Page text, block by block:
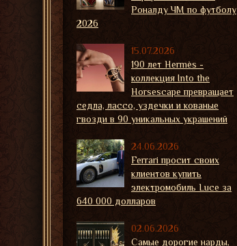
Роналду ЧМ по футболу
2026
15.07.2026
190 лет Hermès -
коллекция Into the
Horsescape превращает
седла, лассо, уздечки и кованые
гвозди в 90 уникальных украшений
24.06.2026
Ferrari просит своих
клиентов купить
электромобиль Luce за
640 000 долларов
02.06.2026
Самые дорогие нарды,